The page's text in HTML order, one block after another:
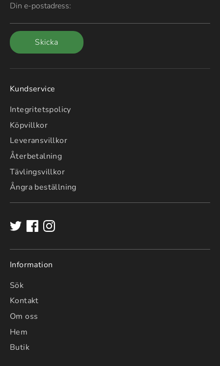
Din e-postadress:
Skicka
Kundservice
Integritetspolicy
Köpvillkor
Leveransvillkor
Återbetalning
Tävlingsvillkor
Ångra beställning
Information
Sök
Kontakt
Om oss
Hem
Butik